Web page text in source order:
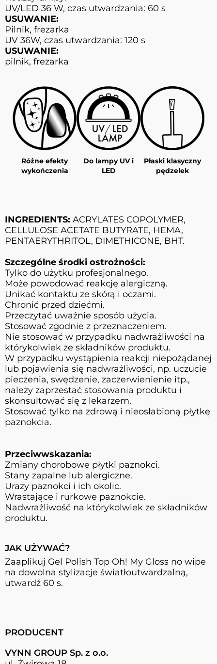
UV/LED 36 W, czas utwardzania: 60 s
USUWANIE:
Pilnik, frezarka
UV 36W, czas utwardzania: 120 s
USUWANIE:
pilnik, frezarka
Różne efekty
wykończenia
Do lampy UV i
LED
Płaski klasyczny
pędzelek
INGREDIENTS: ACRYLATES COPOLYMER,
CELLULOSE ACETATE BUTYRATE, HEMA,
PENTAERYTHRITOL, DIMETHICONE, BHT.
Szczególne środki ostrożności:
Tylko do użytku profesjonalnego.
Może powodować reakcję alergiczną.
Unikać kontaktu ze skórą i oczami.
Chronić przed dziećmi.
Przeczytać uważnie sposób użycia.
Stosować zgodnie z przeznaczeniem.
Nie stosować w przypadku nadwrażliwości na
którykolwiek ze składników produktu.
W przypadku wystąpienia reakcji niepożądanej
lub pojawienia się nadwrażliwości, np. uczucie
pieczenia, swędzenie, zaczerwienienie itp.,
należy zaprzestać stosowania produktu i
skonsultować się z lekarzem.
Stosować tylko na zdrową i nieosłabioną płytkę
paznokcia.
Przeciwwskazania:
Zmiany chorobowe płytki paznokci.
Stany zapalne lub alergiczne.
Urazy paznokci i ich okolic.
Wrastające i rurkowe paznokcie.
Nadwrażliwość na którykolwiek ze składników
produktu.
JAK UŻYWAĆ?
Zaaplikuj Gel Polish Top Oh! My Gloss no wipe
na dowolna stylizacje światłoutwardzalną,
utwardź 60 s.
PRODUCENT
VYNN GROUP Sp. z o.o.